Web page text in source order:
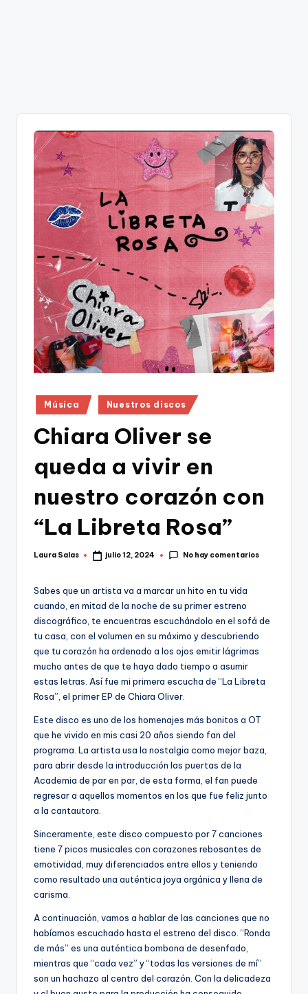
Publicado
en
Música Nuestros discos
Chiara Oliver se
queda a vivir en
nuestro corazón con
“La Libreta Rosa”
Publicado
Laura Salas julio 12, 2024 No hay comentarios
Sabes que un artista va a marcar un hito en tu vida
cuando, en mitad de la noche de su primer estreno
discográfico, te encuentras escuchándolo en el sofá de
tu casa, con el volumen en su máximo y descubriendo
que tu corazón ha ordenado a los ojos emitir lágrimas
mucho antes de que te haya dado tiempo a asumir
estas letras. Así fue mi primera escucha de “La Libreta
Rosa”, el primer EP de Chiara Oliver.
Este disco es uno de los homenajes más bonitos a OT
que he vivido en mis casi 20 años siendo fan del
programa. La artista usa la nostalgia como mejor baza,
para abrir desde la introducción las puertas de la
Academia de par en par, de esta forma, el fan puede
regresar a aquellos momentos en los que fue feliz junto
a la cantautora.
Sinceramente, este disco compuesto por 7 canciones
tiene 7 picos musicales con corazones rebosantes de
emotividad, muy diferenciados entre ellos y teniendo
como resultado una auténtica joya orgánica y llena de
carisma.
A continuación, vamos a hablar de las canciones que no
habíamos escuchado hasta el estreno del disco. “Ronda
de más” es una auténtica bombona de desenfado,
mientras que “cada vez” y “todas las versiones de mí”
son un hachazo al centro del corazón. Con la delicadeza